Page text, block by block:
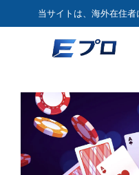
ン
当サイトは、海外在住者